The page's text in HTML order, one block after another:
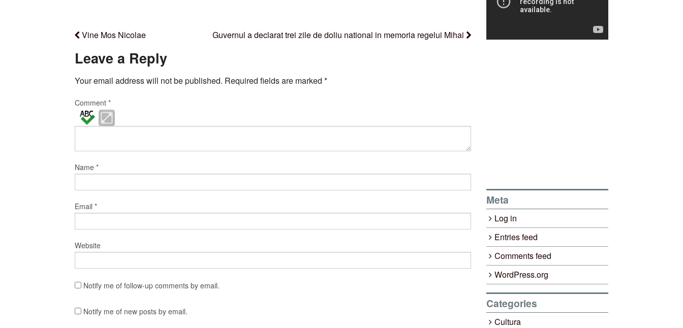
Vine Mos Nicolae Guvernul a declarat trei zile de doliu national in memoria regelui Mihai
Leave a Reply
Your email address will not be published. Required fields are marked *
Comment *
Name *
Email *
Website
Notify me of follow-up comments by email.
Notify me of new posts by email.
Meta
Log in
Entries feed
Comments feed
WordPress.org
Categories
Cultura